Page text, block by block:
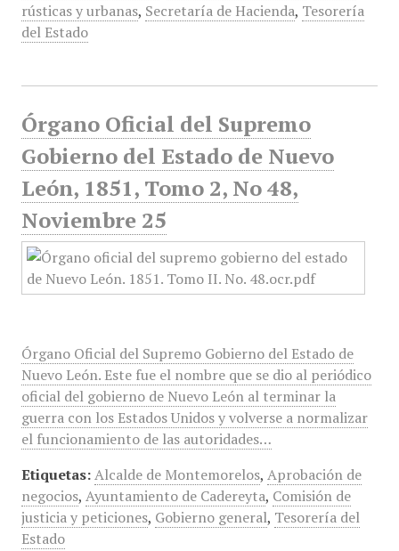
rústicas y urbanas, Secretaría de Hacienda, Tesorería
del Estado
Órgano Oficial del Supremo
Gobierno del Estado de Nuevo
León, 1851, Tomo 2, No 48,
Noviembre 25
Órgano Oficial del Supremo Gobierno del Estado de
Nuevo León. Este fue el nombre que se dio al periódico
oficial del gobierno de Nuevo León al terminar la
guerra con los Estados Unidos y volverse a normalizar
el funcionamiento de las autoridades…
Etiquetas: Alcalde de Montemorelos, Aprobación de
negocios, Ayuntamiento de Cadereyta, Comisión de
justicia y peticiones, Gobierno general, Tesorería del
Estado